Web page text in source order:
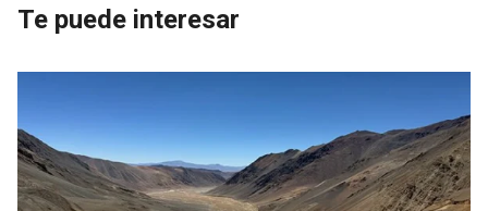
Te puede interesar